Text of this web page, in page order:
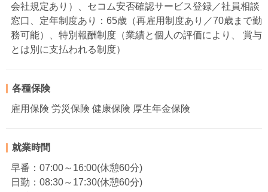
会社規定あり）、セコム安否確認サービス登録／社員相談
窓口、定年制度あり：65歳（再雇用制度あり／70歳まで勤
務可能）、特別報酬制度（業績と個人の評価により、 賞与
とは別に支払われる制度）
各種保険
雇用保険 労災保険 健康保険 厚生年金保険
就業時間
早番：07:00～16:00(休憩60分)
日勤：08:30～17:30(休憩60分)